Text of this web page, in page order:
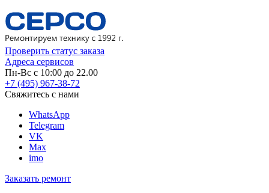
Проверить статус заказа
Адреса сервисов
Пн-Вс с 10:00 до 22.00
+7 (495) 967-38-72
Свяжитесь с нами
WhatsApp
Telegram
VK
Max
imo
Заказать ремонт